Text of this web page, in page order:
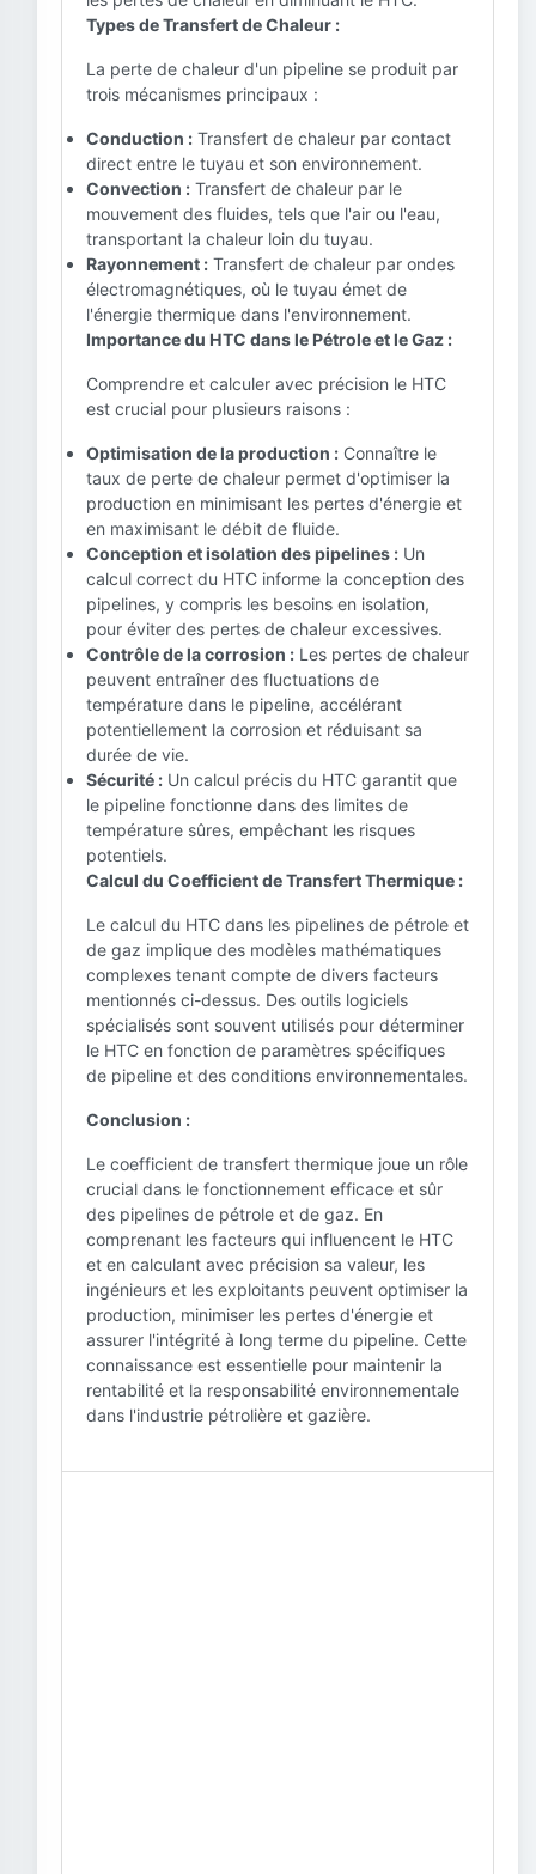
Types de Transfert de Chaleur :
La perte de chaleur d'un pipeline se produit par
trois mécanismes principaux :
Conduction : Transfert de chaleur par contact
direct entre le tuyau et son environnement.
Convection : Transfert de chaleur par le
mouvement des fluides, tels que l'air ou l'eau,
transportant la chaleur loin du tuyau.
Rayonnement : Transfert de chaleur par ondes
électromagnétiques, où le tuyau émet de
l'énergie thermique dans l'environnement.
Importance du HTC dans le Pétrole et le Gaz :
Comprendre et calculer avec précision le HTC
est crucial pour plusieurs raisons :
Optimisation de la production : Connaître le
taux de perte de chaleur permet d'optimiser la
production en minimisant les pertes d'énergie et
en maximisant le débit de fluide.
Conception et isolation des pipelines : Un
calcul correct du HTC informe la conception des
pipelines, y compris les besoins en isolation,
pour éviter des pertes de chaleur excessives.
Contrôle de la corrosion : Les pertes de chaleur
peuvent entraîner des fluctuations de
température dans le pipeline, accélérant
potentiellement la corrosion et réduisant sa
durée de vie.
Sécurité : Un calcul précis du HTC garantit que
le pipeline fonctionne dans des limites de
température sûres, empêchant les risques
potentiels.
Calcul du Coefficient de Transfert Thermique :
Le calcul du HTC dans les pipelines de pétrole et
de gaz implique des modèles mathématiques
complexes tenant compte de divers facteurs
mentionnés ci-dessus. Des outils logiciels
spécialisés sont souvent utilisés pour déterminer
le HTC en fonction de paramètres spécifiques
de pipeline et des conditions environnementales.
Conclusion :
Le coefficient de transfert thermique joue un rôle
crucial dans le fonctionnement efficace et sûr
des pipelines de pétrole et de gaz. En
comprenant les facteurs qui influencent le HTC
et en calculant avec précision sa valeur, les
ingénieurs et les exploitants peuvent optimiser la
production, minimiser les pertes d'énergie et
assurer l'intégrité à long terme du pipeline. Cette
connaissance est essentielle pour maintenir la
rentabilité et la responsabilité environnementale
dans l'industrie pétrolière et gazière.